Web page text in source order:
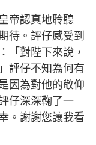
帝認真地聆聽
待。評仔感受到
「對陛下來說，
評仔不知為何有
因為對他的敬仰
仔深深鞠了一
。謝謝您讓我看